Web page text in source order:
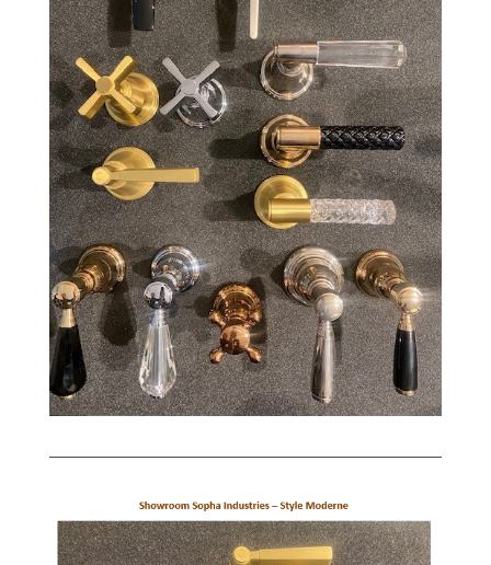
PARUTIONS